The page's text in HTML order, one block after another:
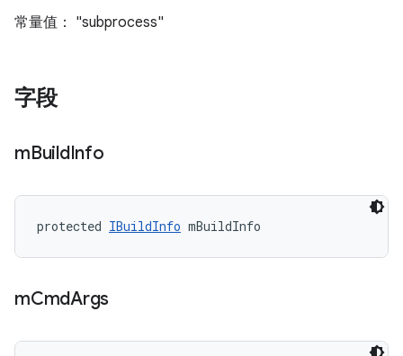
常量值： "subprocess"
字段
mBuildInfo
protected IBuildInfo mBuildInfo
mCmdArgs